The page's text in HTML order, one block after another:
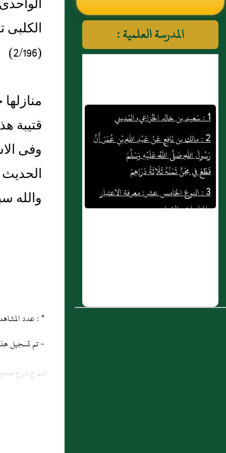
النووي رحمهم الله تعالى
المدرسة العلمية :
2 : مالك بن نَافِعٍ عَنْ عَبْدِ اللَّهِ بْنِ عُمَرَ أَنَّ
رَسُولَ اللَّهِ صَلَّى اللَّهُ عَلَيْهِ وَسَلَّمَ
قَطْعَ فِي مِجَنٍّ ثَمَنُهُ ثَلَاثَةُ دَرَاهِمَ
3 : النوع الخامس عشر‏:‏ معرفة الاعتبار
والمتابعات والشواهد
4 : شاهين بن حيان، أخو فهد بن حيان،
7 : مَالِكٌ عَنْ هِشَامِ بْنِ عُرْوَةَ عَنْ أَبِيهِ عَنْ
(2/196)
قتيبة
وفى
والله
* : عدد المشاهدات و التنزيل منذ 21 ماي
- تم تسجيل هذه
المنهاج شرح